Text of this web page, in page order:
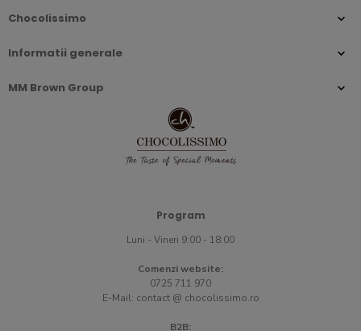
Chocolissimo
Informatii generale
MM Brown Group
Program
Luni - Vineri 9:00 - 18:00
Comenzi website:
0725 711 970
E-Mail: contact @ chocolissimo.ro
B2B: